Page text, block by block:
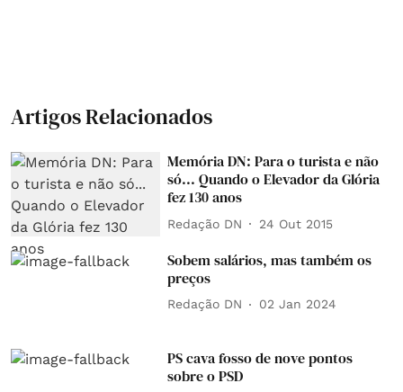
Artigos Relacionados
Memória DN: Para o turista e não
só... Quando o Elevador da Glória
fez 130 anos
Redação DN 24 Out 2015
Sobem salários, mas também os
preços
Redação DN 02 Jan 2024
PS cava fosso de nove pontos
sobre o PSD